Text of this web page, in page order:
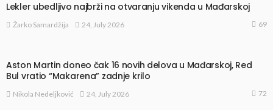
Lekler ubedljivo najbrži na otvaranju vikenda u Mađarskoj
Žarko Samardžija 24, July 2026 69
Aston Martin doneo čak 16 novih delova u Mađarskoj, Red
Bul vratio “Makarena” zadnje krilo
Nikola Nedeljković 24, July 2026 72